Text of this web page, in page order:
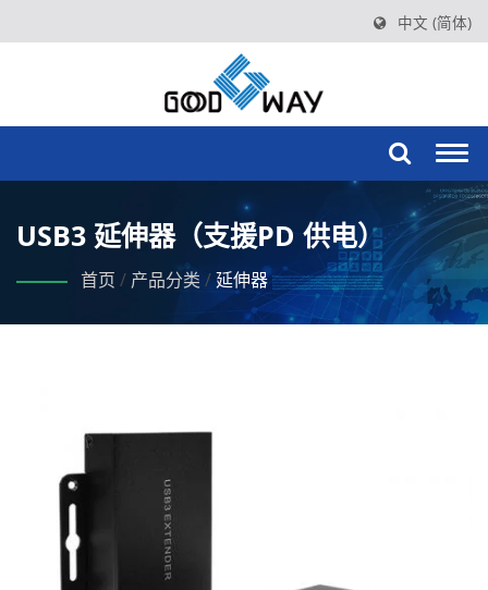
中文 (简体)
USB3 延伸器（支援PD 供电）
首页 / 产品分类 /延伸器